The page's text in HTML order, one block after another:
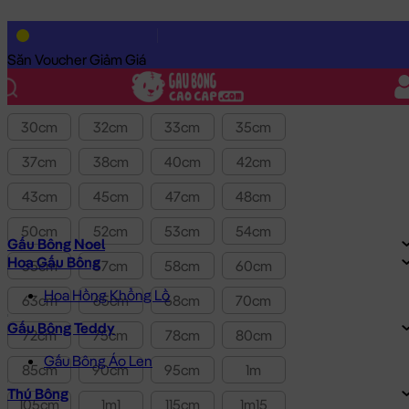
Săn Voucher Giảm Giá
Gấu Bông Noel
Hoa Gấu Bông
Hoa Hồng Khổng Lồ
Gấu Bông Teddy
Gấu Bông Áo Len
Thú Bông
Lọc theo Giá SP:
Giá
Kích thước
30cm 32cm 33cm
35cm
37cm
38cm 40cm
42cm
43cm
45cm 47cm
48cm
50cm
52cm 53cm
54cm
55cm
57cm 58cm
60cm
63cm
65cm 68cm
70cm
72cm
75cm 78cm
80cm
85cm
90cm 95cm
1m
105cm
1m1 115cm
1m15